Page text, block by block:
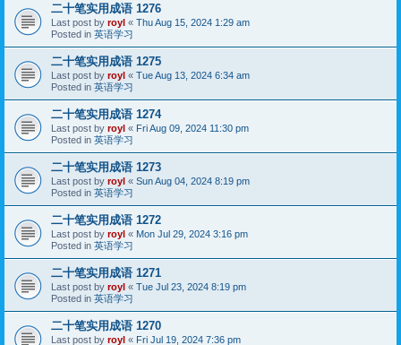
二十笔实用成语 1276
Last post by royl « Thu Aug 15, 2024 1:29 am
Posted in 英语学习
二十笔实用成语 1275
Last post by royl « Tue Aug 13, 2024 6:34 am
Posted in 英语学习
二十笔实用成语 1274
Last post by royl « Fri Aug 09, 2024 11:30 pm
Posted in 英语学习
二十笔实用成语 1273
Last post by royl « Sun Aug 04, 2024 8:19 pm
Posted in 英语学习
二十笔实用成语 1272
Last post by royl « Mon Jul 29, 2024 3:16 pm
Posted in 英语学习
二十笔实用成语 1271
Last post by royl « Tue Jul 23, 2024 8:19 pm
Posted in 英语学习
二十笔实用成语 1270
Last post by royl « Fri Jul 19, 2024 7:36 pm